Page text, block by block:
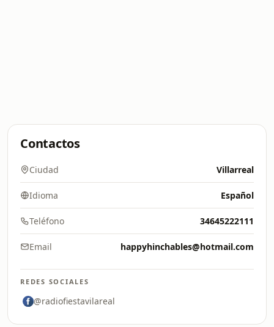
Contactos
Ciudad Villarreal
Idioma Español
Teléfono 34645222111
Email happyhinchables@hotmail.com
REDES SOCIALES
@radiofiestavilareal